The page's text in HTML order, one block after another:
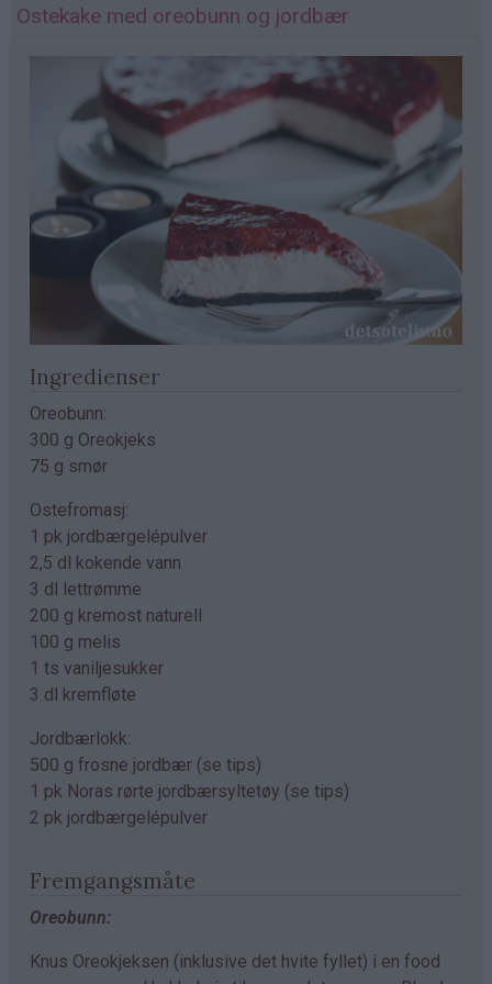
Ostekake med oreobunn og jordbær
Ingredienser
Oreobunn:
300 g Oreokjeks
75 g smør
Ostefromasj:
1 pk jordbærgelépulver
2,5 dl kokende vann
3 dl lettrømme
200 g kremost naturell
100 g melis
1 ts vaniljesukker
3 dl kremfløte
Jordbærlokk:
500 g frosne jordbær (se tips)
1 pk Noras rørte jordbærsyltetøy (se tips)
2 pk jordbærgelépulver
Fremgangsmåte
Oreobunn:
Knus Oreokjeksen (inklusive det hvite fyllet) i en food